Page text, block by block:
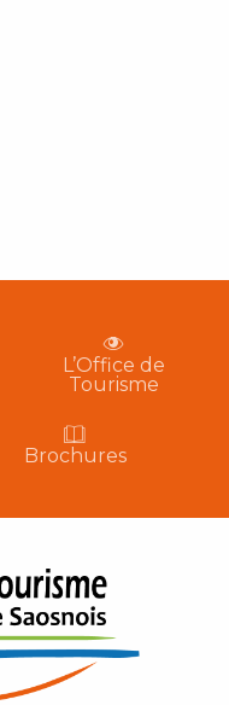
L’Office de
Tourisme
Brochures